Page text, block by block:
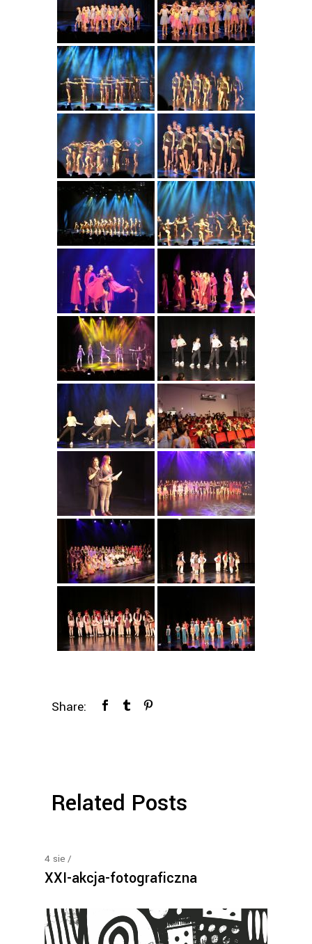
Share:
Related Posts
4 sie
XXI-akcja-fotograficzna